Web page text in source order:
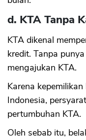
d. KTA Tanpa
KTA dikenal
kredit. Tanpa
mengajukan KTA.
Karena
Indonesia,
pertumbuhan KTA.
Oleh sebab itu,